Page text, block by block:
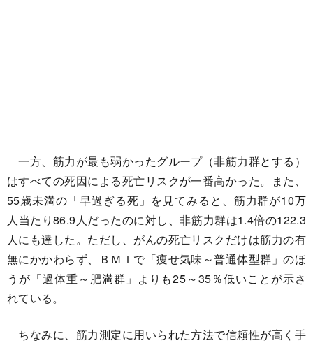
一方、筋力が最も弱かったグループ（非筋力群とする）
はすべての死因による死亡リスクが一番高かった。また、
55歳未満の「早過ぎる死」を見てみると、筋力群が10万
人当たり86.9人だったのに対し、非筋力群は1.4倍の122.3
人にも達した。ただし、がんの死亡リスクだけは筋力の有
無にかかわらず、ＢＭＩで「痩せ気味～普通体型群」のほ
うが「過体重～肥満群」よりも25～35％低いことが示さ
れている。
ちなみに、筋力測定に用いられた方法で信頼性が高く手